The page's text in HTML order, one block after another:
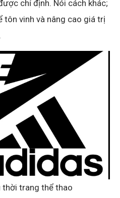
chỉ định. Nói cách khác;
vinh và nâng cao giá trị
thời trang thể thao